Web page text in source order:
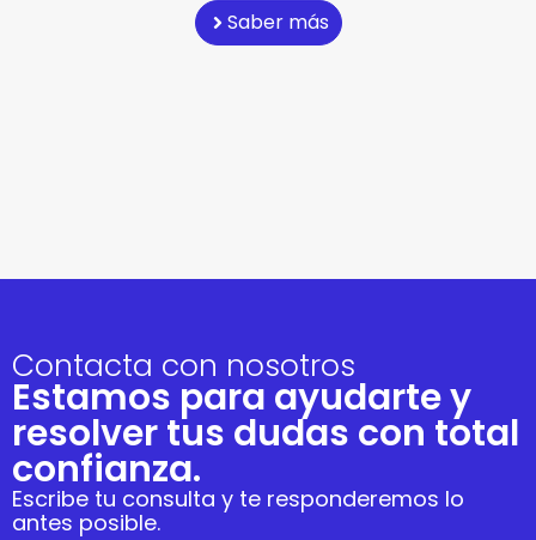
Saber más
Contacta con nosotros
Estamos para ayudarte y
resolver tus dudas con total
confianza.
Escribe tu consulta y te responderemos lo
antes posible.